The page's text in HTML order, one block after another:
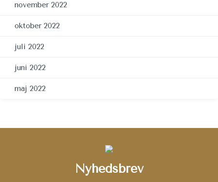
november 2022
oktober 2022
juli 2022
juni 2022
maj 2022
Nyhedsbrev